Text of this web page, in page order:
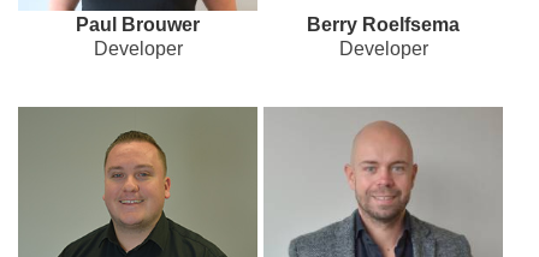
Paul Brouwer
Developer
Berry Roelfsema
Developer